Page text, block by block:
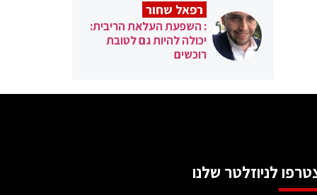
רפאל שחור
: השפעת העלאת הריבית:
יכולה להיות גם לטובת
רוכשים
לניוזלטר שלנו